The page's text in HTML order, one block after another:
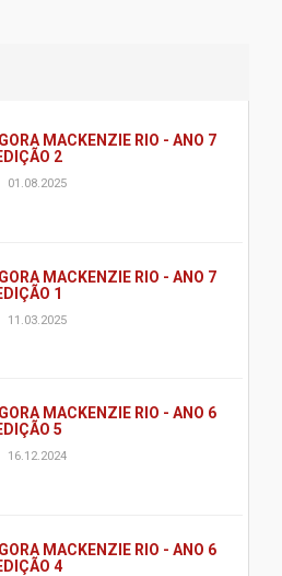
MACKENZIE RIO - ANO 7
EDIÇÃO 2
01.08.2025
MACKENZIE RIO - ANO 7
EDIÇÃO 1
11.03.2025
MACKENZIE RIO - ANO 6
EDIÇÃO 5
16.12.2024
MACKENZIE RIO - ANO 6
EDIÇÃO 4